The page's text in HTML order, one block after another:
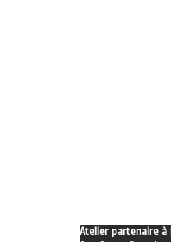
Atelier partenaire à